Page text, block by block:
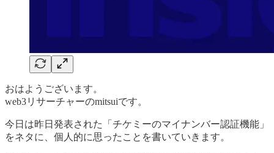
おはようございます。
web3リサーチャーのmitsuiです。
今日は昨日発表された「チケミーのマイナンバー認証機能」
をネタに、個人的に思ったことを書いていきます。